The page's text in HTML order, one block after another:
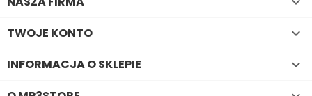
TWOJE KONTO 
INFORMACJA O SKLEPIE 